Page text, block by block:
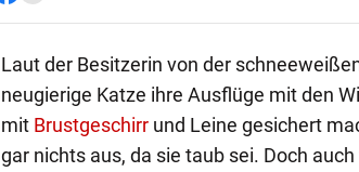
Laut der Besitzerin von der
neugierige Katze ihre Ausflüge mit den
mit Brustgeschirrund Leine gesichert
gar nichts aus, da sie taub sei. Doch